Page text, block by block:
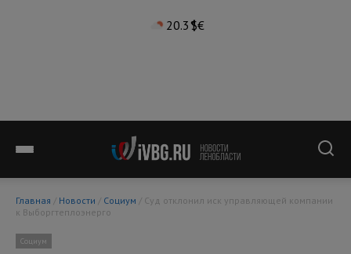
20.3°$€
Главная / Новости / Социум
к Выборгтеплоэнерго
Социум